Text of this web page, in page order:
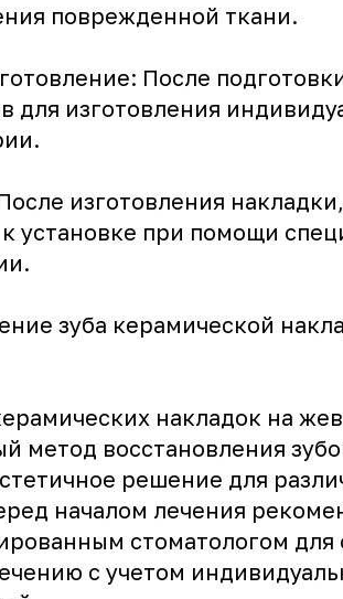
поврежденной ткани.
После
для изготовления
изготовления
к установке при помощи
зуба керамической
накладок на
метод восстановления
решение для
началом лечения
стоматологом
с учетом